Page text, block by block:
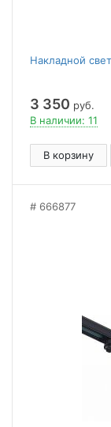
Накладной
3 350 руб.
В наличии: 11
В корзину
666877